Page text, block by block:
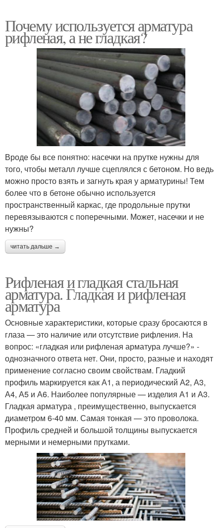
Почему используется арматура
рифленая, а не гладкая?
Вроде бы все понятно: насечки на прутке нужны для
того, чтобы металл лучше сцеплялся с бетоном. Но ведь
можно просто взять и загнуть края у арматурины! Тем
более что в бетоне обычно используется
пространственный каркас, где продольные прутки
перевязываются с поперечными. Может, насечки и не
нужны?
читать дальше →
Рифленая и гладкая стальная
арматура. Гладкая и рифленая
арматура
Основные характеристики, которые сразу бросаются в
глаза — это наличие или отсутствие рифления. На
вопрос: «гладкая или рифленая арматура лучше?» -
однозначного ответа нет. Они, просто, разные и находят
применение согласно своим свойствам. Гладкий
профиль маркируется как А1, а периодический А2, А3,
А4, А5 и А6. Наиболее популярные — изделия А1 и А3.
Гладкая арматура , преимущественно, выпускается
диаметром 6-40 мм. Самая тонкая — это проволока.
Профиль средней и большой толщины выпускается
мерными и немерными прутками.